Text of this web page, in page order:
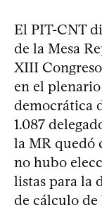
El PIT-CNT
de la Mesa
XIII
en el
democrática
1.087
la MR quedó
no hubo
listas para la
de cálculo